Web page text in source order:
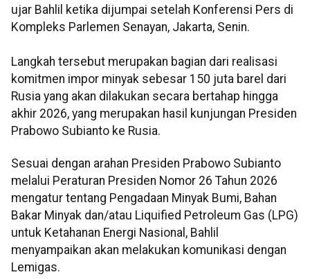
ujar Bahlil ketika dijumpai setelah Konferensi Pers di
Kompleks Parlemen Senayan, Jakarta, Senin.
Langkah tersebut merupakan bagian dari realisasi
komitmen impor minyak sebesar 150 juta barel dari
Rusia yang akan dilakukan secara bertahap hingga
akhir 2026, yang merupakan hasil kunjungan Presiden
Prabowo Subianto ke Rusia.
Sesuai dengan arahan Presiden Prabowo Subianto
melalui Peraturan Presiden Nomor 26 Tahun 2026
mengatur tentang Pengadaan Minyak Bumi, Bahan
Bakar Minyak dan/atau Liquified Petroleum Gas (LPG)
untuk Ketahanan Energi Nasional, Bahlil
menyampaikan akan melakukan komunikasi dengan
Lemigas.